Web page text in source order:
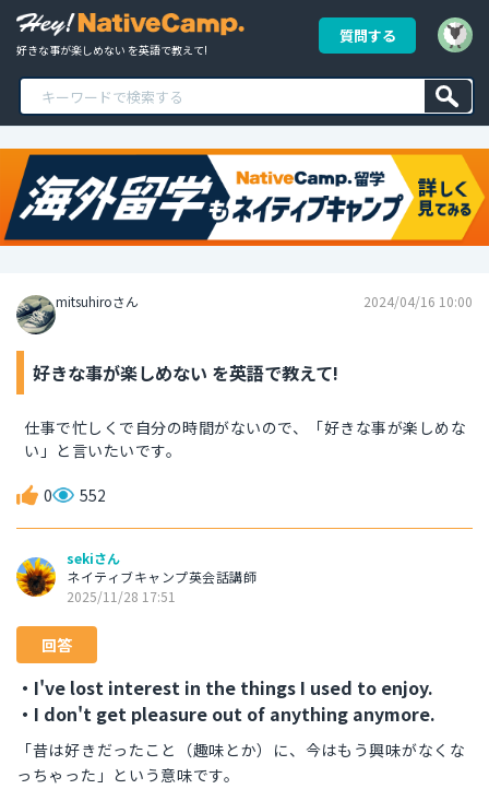
好きな事が楽しめない を英語で教えて!
質問する
mitsuhiroさん 2024/04/16 10:00
好きな事が楽しめない を英語で教えて!
仕事で忙しくで自分の時間がないので、「好きな事が楽しめな
い」と言いたいです。
0 552
sekiさん
ネイティブキャンプ英会話講師
2025/11/28 17:51
回答
・I've lost interest in the things I used to enjoy.
・I don't get pleasure out of anything anymore.
「昔は好きだったこと（趣味とか）に、今はもう興味がなくな
っちゃった」という意味です。